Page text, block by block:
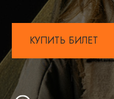
КУПИТЬ БИЛЕТ